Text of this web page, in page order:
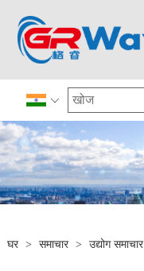

घर > समाचार > उद्योग समाचार